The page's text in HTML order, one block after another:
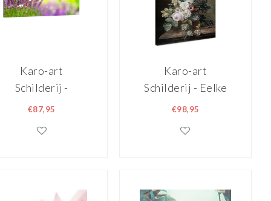
Karo-art
Schilderij -
Lavendel en
120x40cm.
€87,95
Karo-art
Schilderij - Eelke
Jelles Eelkema,
1839, 70x100cm
€98,95